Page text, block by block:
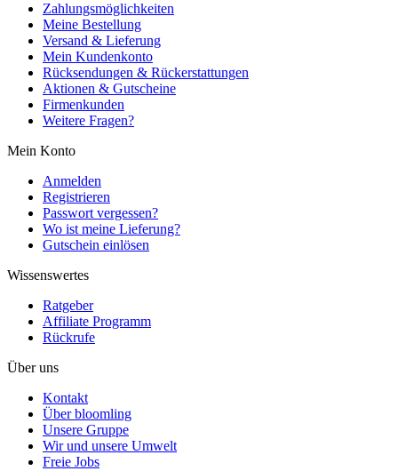
Zahlungsmöglichkeiten
Meine Bestellung
Versand & Lieferung
Mein Kundenkonto
Rücksendungen & Rückerstattungen
Aktionen & Gutscheine
Firmenkunden
Weitere Fragen?
Mein Konto
Anmelden
Registrieren
Passwort vergessen?
Wo ist meine Lieferung?
Gutschein einlösen
Wissenswertes
Ratgeber
Affiliate Programm
Rückrufe
Über uns
Kontakt
Über bloomling
Unsere Gruppe
Wir und unsere Umwelt
Freie Jobs